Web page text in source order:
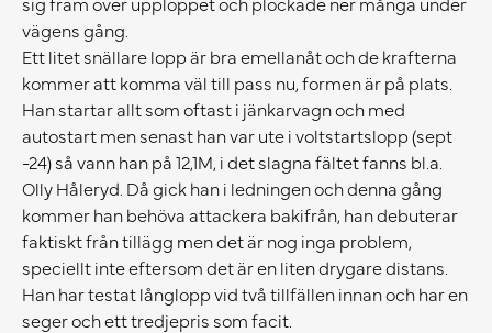
vägens gång.
Ett litet snällare lopp är bra emellanåt och de krafterna
kommer att komma väl till pass nu, formen är på plats.
Han startar allt som oftast i jänkarvagn och med
autostart men senast han var ute i voltstartslopp (sept
-24) så vann han på 12,1M, i det slagna fältet fanns bl.a.
Olly Håleryd. Då gick han i ledningen och denna gång
kommer han behöva attackera bakifrån, han debuterar
faktiskt från tillägg men det är nog inga problem,
speciellt inte eftersom det är en liten drygare distans.
Han har testat långlopp vid två tillfällen innan och har en
seger och ett tredjepris som facit.